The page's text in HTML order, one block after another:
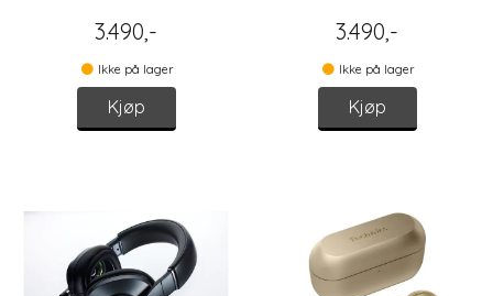
3.490,-
Ikke på lager
Kjøp
3.490,-
Ikke på lager
Kjøp